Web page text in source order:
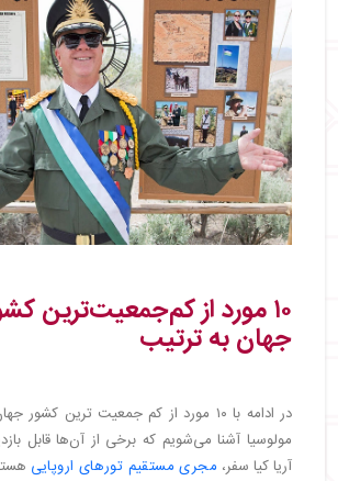
۱۰ مورد از کم‌جمعیت‌ترین
جهان به ترتیب
در ادامه با ۱۰ مورد از کم جمعیت ترین
مولوسیا آشنا می‌شویم که برخی از آن‌ها قابل
آریا کیا سفر، مجری مستقیم تورهای اروپایی